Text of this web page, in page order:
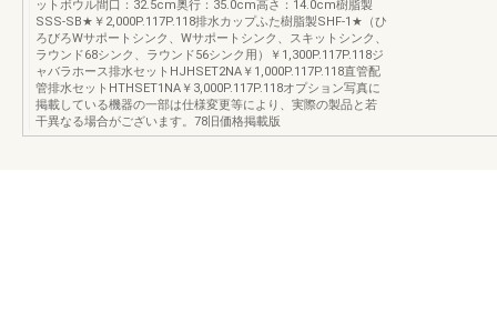
ットボウル間口：32.5cm奥行：35.0cm高さ：14.0cm樹脂製
SSS-SB★￥2,000P.117P.118排水カップふた樹脂製SHF-1★（ひ
ろびろWサポートシンク、Wサポートシンク、スキットシンク、
ラウンド68シンク、ラウンド56シンク用）￥1,300P.117P.118ジ
ャバラホース排水セットHJHSET2NA￥1,000P.117P.118直管配
管排水セットHTHSET1NA￥3,000P.117P.118オプション写真に
掲載している機器の一部は仕様変更等により、実際の製品と若
干異なる場合がございます。78旧価格掲載版